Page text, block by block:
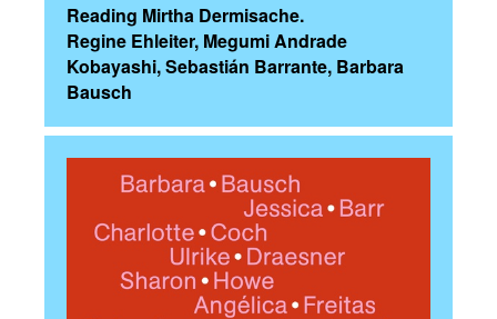
Reading Mirtha Dermisache.
Regine Ehleiter, Megumi Andrade
Kobayashi, Sebastián Barrante, Barbara
Bausch